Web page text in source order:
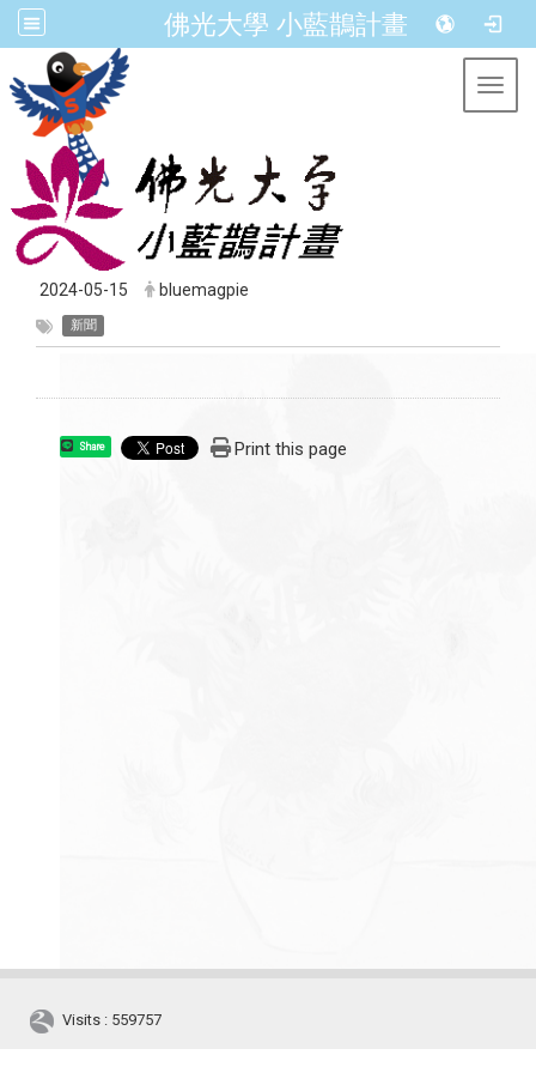
佛光大學 小藍鵲計畫
2024-05-15 bluemagpie
新聞
Share Print this page
Visits : 559757